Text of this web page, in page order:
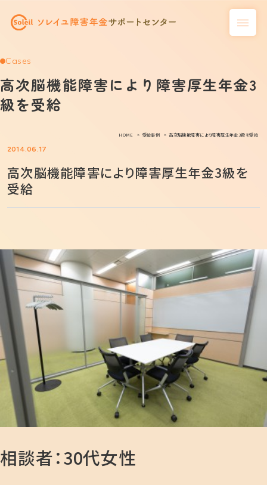
Cases
高次脳機能障害により障害厚生年金3
級を受給
HOME 受給事例 高次脳機能障害により障害厚生年金3級を受給
2014.06.17
高次脳機能障害により障害厚生年金3級を
受給
相談者：30代女性